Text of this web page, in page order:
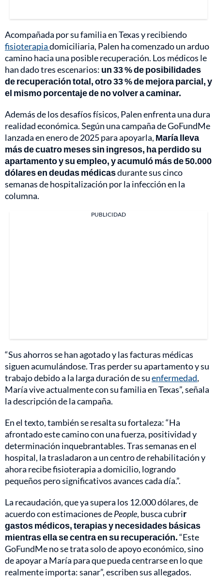
Acompañada por su familia en Texas y recibiendo
fisioterapiadomiciliaria, Palen ha comenzado un arduo
camino hacia una posible recuperación. Los médicos le
han dado tres escenarios: un 33 % de posibilidades
de recuperación total, otro 33 % de mejora parcial, y
el mismo porcentaje de no volver a caminar.
Además de los desafíos físicos, Palen enfrenta una dura
realidad económica. Según una campaña de GoFundMe
lanzada en enero de 2025 para apoyarla, María lleva
más de cuatro meses sin ingresos, ha perdido su
apartamento y su empleo, y acumuló más de 50.000
dólares en deudas médicasdurante sus cinco
semanas de hospitalización por la infección en la
columna.
PUBLICIDAD
“Sus ahorros se han agotado y las facturas médicas
siguen acumulándose. Tras perder su apartamento y su
trabajo debido a la larga duración de suenfermedad,
María vive actualmente con su familia en Texas”, señala
la descripción de la campaña.
En el texto, también se resalta su fortaleza: “Ha
afrontado este camino con una fuerza, positividad y
determinación inquebrantables. Tras semanas en el
hospital, la trasladaron a un centro de rehabilitación y
ahora recibe fisioterapia a domicilio, logrando
pequeños pero significativos avances cada día.”.
La recaudación, que ya supera los 12.000 dólares, de
acuerdo con estimaciones dePeople, busca cubrir
gastos médicos, terapias y necesidades básicas
mientras ella se centra en su recuperación.“Este
GoFundMe no se trata solo de apoyo económico, sino
de apoyar a María para que pueda centrarse en lo que
realmente importa: sanar”, escriben sus allegados.